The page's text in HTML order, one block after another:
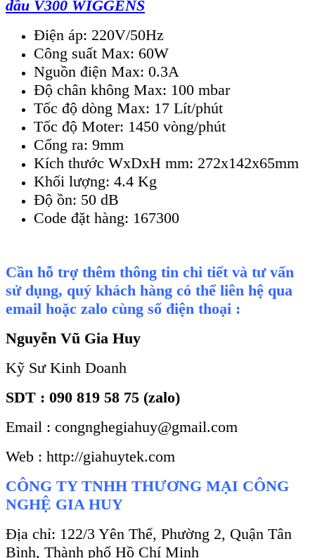
dầu V300 WIGGENS
Điện áp: 220V/50Hz
Công suất Max: 60W
Nguồn điện Max: 0.3A
Độ chân không Max: 100 mbar
Tốc độ dòng Max: 17 Lít/phút
Tốc độ Moter: 1450 vòng/phút
Cổng ra: 9mm
Kích thước WxDxH mm: 272x142x65mm
Khối lượng: 4.4 Kg
Độ ồn: 50 dB
Code đặt hàng: 167300
Cần hỗ trợ thêm thông tin chi tiết và tư vấn
sử dụng, quý khách hàng có thể liên hệ qua
email hoặc zalo cùng số điện thoại :
Nguyễn Vũ Gia Huy
Kỹ Sư Kinh Doanh
SDT : 090 819 58 75 (zalo)
Email : congnghegiahuy@gmail.com
Web : http://giahuytek.com
CÔNG TY TNHH THƯƠNG MẠI CÔNG
NGHỆ GIA HUY
Địa chỉ: 122/3 Yên Thế, Phường 2, Quận Tân
Bình, Thành phố Hồ Chí Minh